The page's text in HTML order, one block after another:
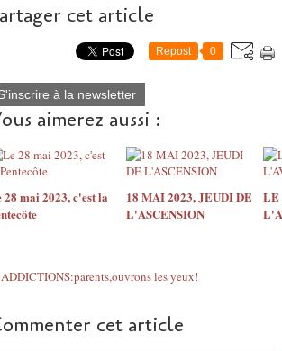
cet article
Repost 0
à la newsletter
aimerez aussi :
28 mai 2023, c'est la
18 MAI 2023, JEUDI DE
L'ASCENSION
LE
ADDICTIONS:parents,ouvrons les yeux!
cet article